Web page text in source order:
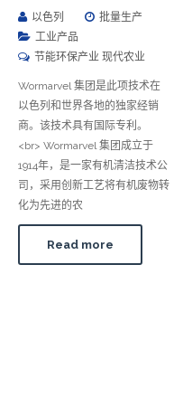
以色列
批量生产
工业产品
节能环保产业 现代农业
Wormarvel 集团是此项技术在
以色列和世界各地的独家经销
商。该技术具有国际专利。
<br> Wormarvel 集团成立于
1914年，是一家有机清洁技术公
司，采用创新工艺将有机废物转
化为先进的农
Read more